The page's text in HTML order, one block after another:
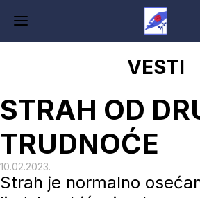
VESTI
STRAH OD
TRUDNOĆE
10.02.2023.
Strah je normalno